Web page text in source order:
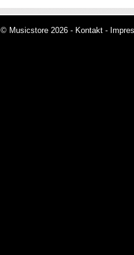
© Musicstore 2026 - Kontakt -